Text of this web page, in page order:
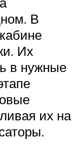
В
Их
в нужные
их на